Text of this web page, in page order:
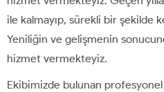
ile kalmayıp, sürekli bir şekilde
Yeniliğin ve gelişmenin
hizmet vermekteyiz.
Ekibimizde bulunan profesyonel